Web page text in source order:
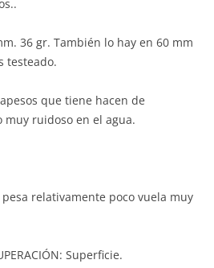
36 gr. También lo hay en 60 mm
testeado.
que tiene hacen de
muy ruidoso en el agua.
pesa relativamente poco vuela muy
Superficie.